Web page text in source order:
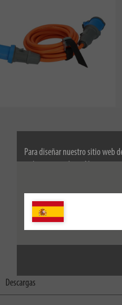
Para diseñar nuestro sitio web
Descargas